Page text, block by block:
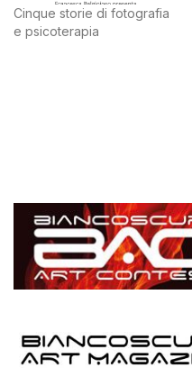
Cinque storie di fotografia
e psicoterapia